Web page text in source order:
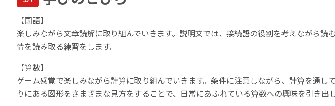
【国語】
楽しみながら文章読解に取り組んでいきます。説明文では、接続語の役割を考えながら読
情を読み取る練習をします。
【算数】
ゲーム感覚で楽しみながら計算に取り組んでいきます。条件に注意しながら、計算を通し
りにある図形をさまざまな見方をすることで、日常にあふれている算数への興味を引き出し